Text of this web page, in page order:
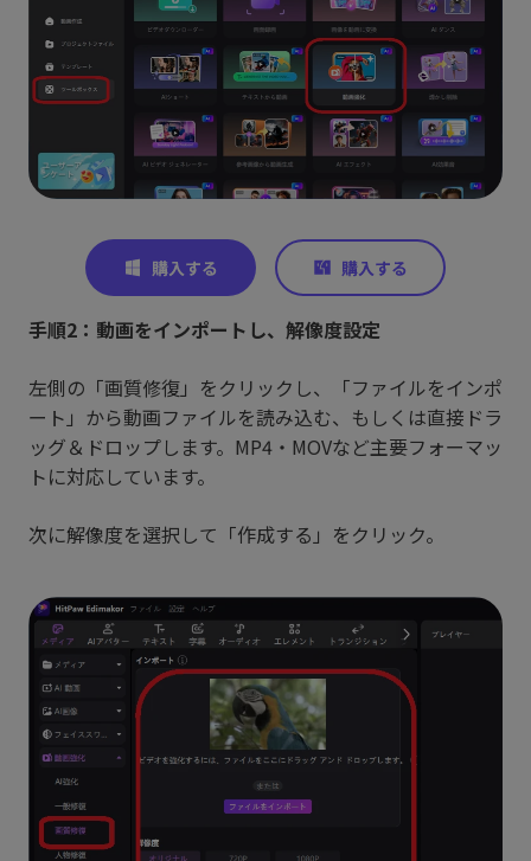
手順2：動画をインポートし、解像度設定
左側の「画質修復」をクリックし、「ファイルをインポ
ート」から動画ファイルを読み込む、もしくは直接ドラ
ッグ＆ドロップします。MP4・MOVなど主要フォーマッ
トに対応しています。
次に解像度を選択して「作成する」をクリック。